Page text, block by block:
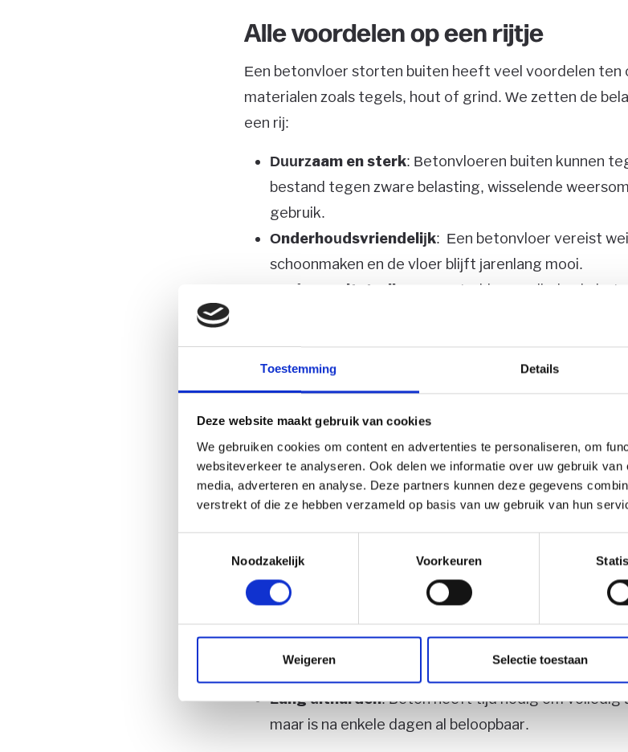
Toestemming Details
Deze website maakt gebruik van cookies
We gebruiken cookies om content en advertenties te personaliseren, om
websiteverkeer te analyseren. Ook delen we informatie over uw gebruik
media, adverteren en analyse. Deze partners kunnen deze gegevens
verstrekt of die ze hebben verzameld op basis van uw gebruik van hun
Noodzakelijk
Voorkeuren
Weigeren Selectie toestaan
Alle voordelen op een rijtje
Een betonvloer storten buiten heeft veel voordelen ten
materialen zoals tegels, hout of grind. We zetten de
een rij:
Duurzaam en sterk: Betonvloeren buiten kunnen
bestand tegen zware belasting, wisselende
gebruik.
Onderhoudsvriendelijk: Een betonvloer vereist
schoonmaken en de vloer blijft jarenlang mooi.
Moderne uitstraling
: Een strakke, gevlinderde
Veelzijdig toepasbaar
: Geschikt voor terrassen,
Alle nadelen op een rijtje
Hoewel betonvloeren buiten veel voordelen hebben, zijn
aandachtspunten:
Koud oppervlak
: Beton kan in de winter koud
bijvoorbeeld een kleed of decoratieve elementen
Mogelijkheid van scheuren: Zonder goede
Lang uitharden: Beton heeft tijd nodig om volledig
maar is na enkele dagen al beloopbaar.